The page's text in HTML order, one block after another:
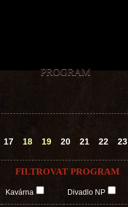
PROGRAM
17 18 19 20 21 22 23
FILTROVAT PROGRAM
Kavárna Divadlo NP